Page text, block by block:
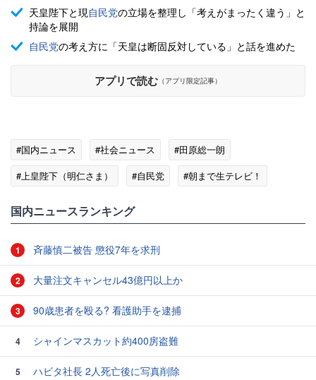
天皇陛下と現 自民党の立場を整理し「考えがまったく違う」と
持論を展開
自民党の考え方に「天皇は断固反対している」と話を進めた
アプリで読む （アプリ限定記事）
#国内ニュース #社会ニュース
#田原総一朗
#上皇陛下（明仁さま）
#自民党 #朝まで生テレビ！
国内ニュースランキング
1 斉藤慎二被告 懲役7年を求刑
2 大量注文キャンセル43億円以上か
3 90歳患者を殴る? 看護助手を逮捕
4 シャインマスカット約400房盗難
5
ハビタ社長 2人死亡後に写真削除